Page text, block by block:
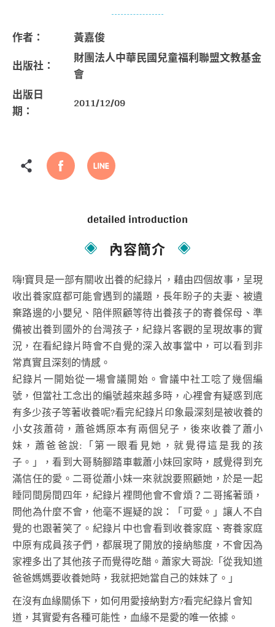
作者：
黃嘉俊
出版社：
財團法人中華民國兒童福利聯盟文教基金
會
出版日
期：
2011/12/09
detailed introduction
內容簡介
嗨!寶貝是一部有關收出養的紀錄片，藉由四個故事，呈現
收出養家庭都可能會遇到的議題，長年盼子的夫妻、被遺
棄路邊的小嬰兒、陪伴照顧等待出養孩子的寄養保母、準
備被出養到國外的台灣孩子，紀錄片客觀的呈現故事的實
況，在看紀錄片時會不自覺的深入故事當中，可以看到非
常真實且深刻的情感。
紀錄片一開始從一場會議開始。會議中社工唸了幾個編
號，但當社工念出的編號越來越多時，心裡會有疑惑到底
有多少孩子等著收養呢?看完紀錄片印象最深刻是被收養的
小女孩蕭荷，蕭爸媽原本有兩個兒子，後來收養了蕭小
妹，蕭爸爸說:「第一眼看見她，就覺得這是我的孩
子。」，看到大哥騎腳踏車載蕭小妹回家時，感覺得到充
滿信任的愛。二哥從蕭小妹一來就說要照顧她，於是一起
睡同間房間四年，紀錄片裡問他會不會煩？二哥搖著頭，
問他為什麼不會，他毫不遲疑的說：「可愛。」讓人不自
覺的也跟著笑了。紀錄片中也會看到收養家庭、寄養家庭
中原有成員孩子們，都展現了開放的接納態度，不會因為
家裡多出了其他孩子而覺得吃醋。蕭家大哥說:「從我知道
爸爸媽媽要收養她時，我就把她當自己的妹妹了。」
在沒有血緣關係下，如何用愛接納對方?看完紀錄片會知
道，其實愛有各種可能性，血緣不是愛的唯一依據。